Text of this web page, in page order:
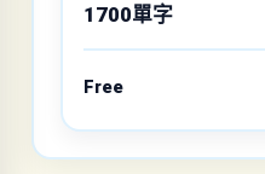
1700單字
Free